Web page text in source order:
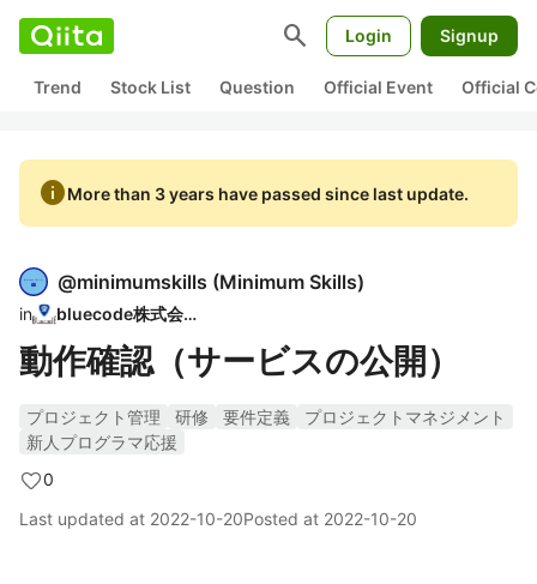
search Login Signup
Trend Stock List Question Official Event Official
infoMore than 3 years have passed since last update.
@minimumskills (Minimum Skills)
in bluecode株式会社
動作確認（サービスの公開）
プロジェクト管理 研修 要件定義
プロジェクトマネジメント
新人プログラマ応援
0
Last updated at 2022-10-20Posted at 2022-10-20